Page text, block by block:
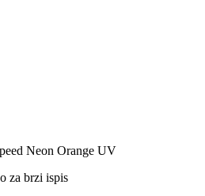
Neon Orange UV
za brzi ispis